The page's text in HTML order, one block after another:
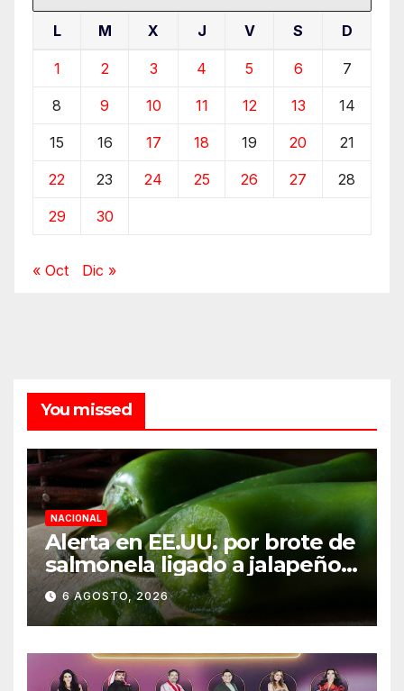
L M X J V S D
1 2 3 4 5 6 7
8 9 10 11 12 13 14
15 16 17 18 19 20 21
22 23 24 25 26 27 28
29 30
« Oct Dic »
You missed
NACIONAL
Alerta en EE.UU. por brote de
salmonela ligado a jalapeños
mexicanos; reportan 345
casos
6 AGOSTO, 2026